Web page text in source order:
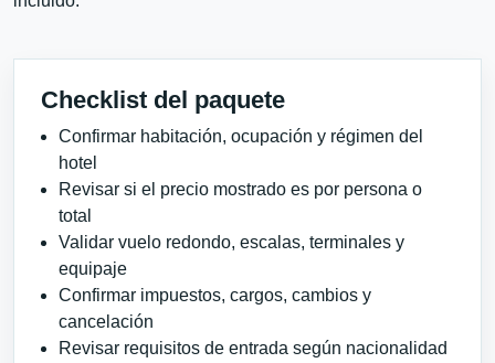
Checklist del paquete
Confirmar habitación, ocupación y régimen del
hotel
Revisar si el precio mostrado es por persona o
total
Validar vuelo redondo, escalas, terminales y
equipaje
Confirmar impuestos, cargos, cambios y
cancelación
Revisar requisitos de entrada según nacionalidad